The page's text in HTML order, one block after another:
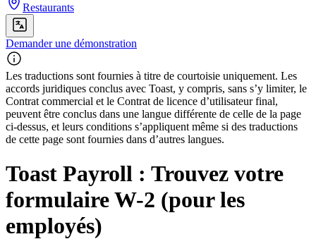
Restaurants
Demander une démonstration
Les traductions sont fournies à titre de courtoisie uniquement. Les
accords juridiques conclus avec Toast, y compris, sans s’y limiter, le
Contrat commercial et le Contrat de licence d’utilisateur final,
peuvent être conclus dans une langue différente de celle de la page
ci-dessus, et leurs conditions s’appliquent même si des traductions
de cette page sont fournies dans d’autres langues.
Toast Payroll : Trouvez votre
formulaire W-2 (pour les
employés)